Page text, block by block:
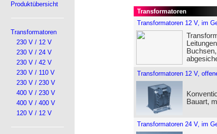
Produktübersicht
Transformatoren
230 V / 12 V
230 V / 24 V
230 V / 42 V
230 V / 110 V
230 V / 230 V
400 V / 230 V
400 V / 400 V
120 V / 12 V
Transformatoren
Transformatoren 12 V, im
Transformatoren 12 V,
Bauart,
Transformatoren 24 V, im